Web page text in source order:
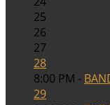
25
26
27
28
8:00 PM -
29